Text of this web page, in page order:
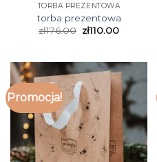
TORBA PREZENTOWA
torba prezentowa
zł176.00 zł110.00
Promocja!